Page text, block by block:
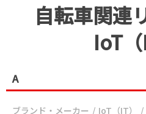
自転車関連
IoT（
A
ブランド・メーカー IoT（IT）